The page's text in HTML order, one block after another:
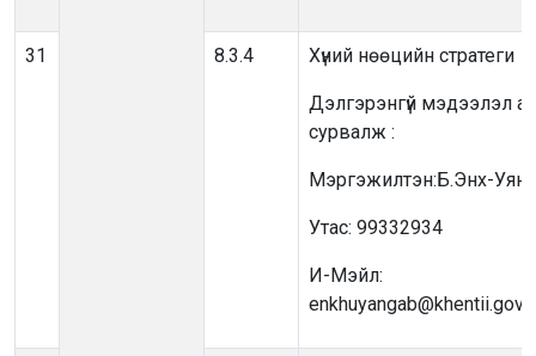
31 8.3.4 Хүний нөөцийн стратеги
Дэлгэрэнгүй мэдээлэл
сурвалж :
Мэргэжилтэн:Б.Энх-
Утас: 99332934
И-Мэйл: